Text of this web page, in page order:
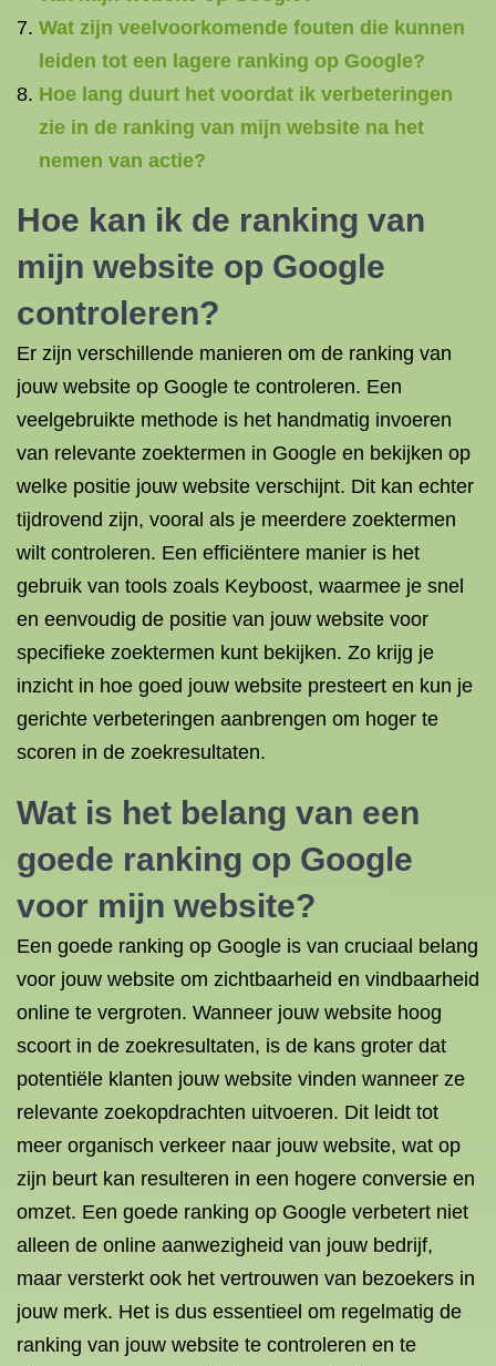
Wat zijn veelvoorkomende fouten die kunnen
leiden tot een lagere ranking op Google?
Hoe lang duurt het voordat ik verbeteringen
zie in de ranking van mijn website na het
nemen van actie?
Hoe kan ik de ranking van
mijn website op Google
controleren?
Er zijn verschillende manieren om de ranking van
jouw website op Google te controleren. Een
veelgebruikte methode is het handmatig invoeren
van relevante zoektermen in Google en bekijken op
welke positie jouw website verschijnt. Dit kan echter
tijdrovend zijn, vooral als je meerdere zoektermen
wilt controleren. Een efficiëntere manier is het
gebruik van tools zoals Keyboost, waarmee je snel
en eenvoudig de positie van jouw website voor
specifieke zoektermen kunt bekijken. Zo krijg je
inzicht in hoe goed jouw website presteert en kun je
gerichte verbeteringen aanbrengen om hoger te
scoren in de zoekresultaten.
Wat is het belang van een
goede ranking op Google
voor mijn website?
Een goede ranking op Google is van cruciaal belang
voor jouw website om zichtbaarheid en vindbaarheid
online te vergroten. Wanneer jouw website hoog
scoort in de zoekresultaten, is de kans groter dat
potentiële klanten jouw website vinden wanneer ze
relevante zoekopdrachten uitvoeren. Dit leidt tot
meer organisch verkeer naar jouw website, wat op
zijn beurt kan resulteren in een hogere conversie en
omzet. Een goede ranking op Google verbetert niet
alleen de online aanwezigheid van jouw bedrijf,
maar versterkt ook het vertrouwen van bezoekers in
jouw merk. Het is dus essentieel om regelmatig de
ranking van jouw website te controleren en te